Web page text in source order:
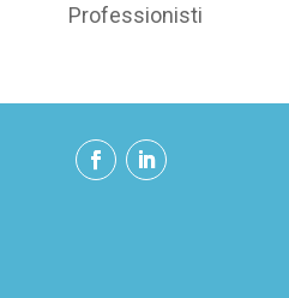
Professionisti